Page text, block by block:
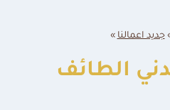
جديد اعمالنا »
الطائف